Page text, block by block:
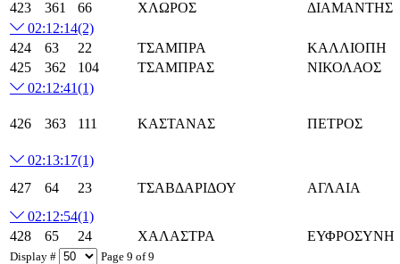
Display # Page 9 of 9
423 361 66 ΧΛΩΡΟΣ
ΔΙΑΜΑΝΤΗΣ
02:12:14(2)
424
63 22 ΤΣΑΜΠΡΑ
ΚΑΛΛΙΟΠΗ
425
362 104 ΤΣΑΜΠΡΑΣ
ΝΙΚΟΛΑΟΣ
02:12:41(1)
426 363 111 ΚΑΣΤΑΝΑΣ ΠΕΤΡΟΣ
02:13:17(1)
427
64 23 ΤΣΑΒΔΑΡΙΔΟΥ
ΑΓΛΑΙΑ
02:12:54(1)
428
65 24 ΧΑΛΑΣΤΡΑ ΕΥΦΡΟΣΥΝΗ